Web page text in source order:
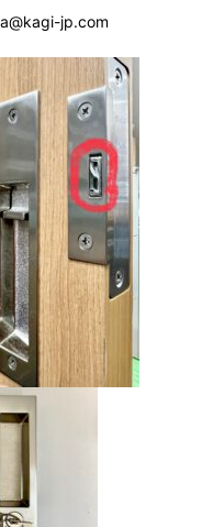
jp.com